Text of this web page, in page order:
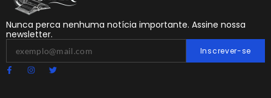
Nunca perca nenhuma notícia importante. Assine nossa
newsletter.
Inscrever-se